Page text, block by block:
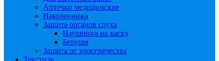
Аптечки медицинские
Наколенники
Защита органов слуха
Наушники на каску
Беруши
Защита от электричества
Текстиль